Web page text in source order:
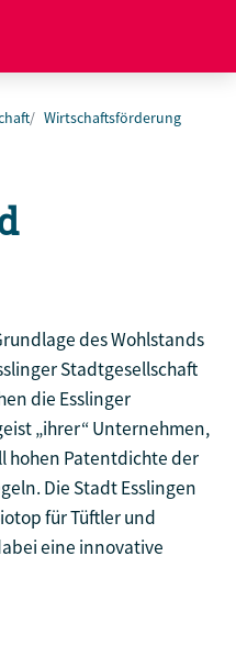
Wirtschaftsförderung
des Wohlstands
Stadtgesellschaft
die Esslinger
„ihrer“ Unternehmen,
hohen Patentdichte der
Die Stadt Esslingen
für Tüftler und
eine innovative